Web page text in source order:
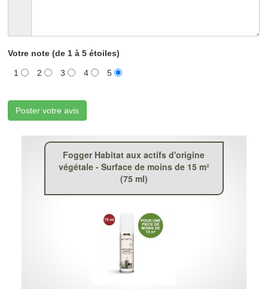
Votre note (de 1 à 5 étoiles)
1 2 3 4 5
Poster votre avis
Fogger Habitat aux actifs d'origine
végétale - Surface de moins de 15 m²
(75 ml)